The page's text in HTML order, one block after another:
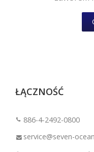
ŁĄCZNOŚĆ
886-4-2492-0800
service@seven-